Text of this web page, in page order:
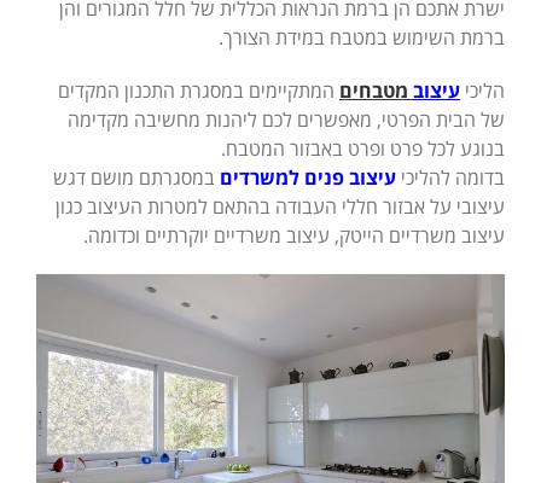
ישרת אתכם הן ברמת הנראות הכללית של חלל המגורים והן
ברמת השימוש במטבח במידת הצורך.
הליכי עיצוב מטבחים המתקיימים במסגרת התכנון המקדים
של הבית הפרטי, מאפשרים לכם ליהנות מחשיבה מקדימה
בנוגע לכל פרט ופרט באבזור המטבח.
בדומה להליכי עיצוב פנים למשרדים במסגרתם מושם דגש
עיצובי על אבזור חללי העבודה בהתאם למטרות העיצוב כגון
עיצוב משרדיים הייטק, עיצוב משרדיים יוקרתיים וכדומה.